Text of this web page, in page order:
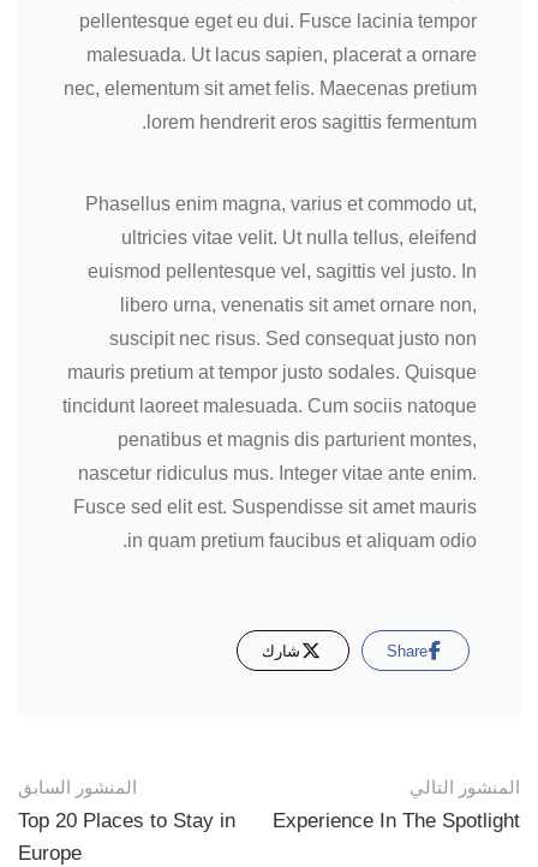
pellentesque eget eu dui. Fusce lacinia tempor
malesuada. Ut lacus sapien, placerat a ornare
nec, elementum sit amet felis. Maecenas pretium
lorem hendrerit eros sagittis fermentum.
Phasellus enim magna, varius et commodo ut,
ultricies vitae velit. Ut nulla tellus, eleifend
euismod pellentesque vel, sagittis vel justo. In
libero urna, venenatis sit amet ornare non,
suscipit nec risus. Sed consequat justo non
mauris pretium at tempor justo sodales. Quisque
tincidunt laoreet malesuada. Cum sociis natoque
penatibus et magnis dis parturient montes,
nascetur ridiculus mus. Integer vitae ante enim.
Fusce sed elit est. Suspendisse sit amet mauris
in quam pretium faucibus et aliquam odio.
Share شارك
المنشور السابق
Top 20 Places to Stay in
Europe
المنشور التالي
Experience In The Spotlight